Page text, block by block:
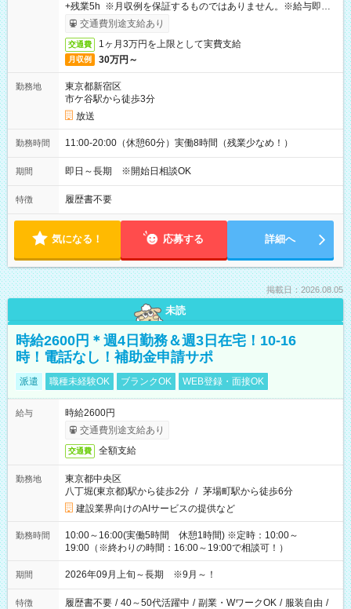
+残業5h ※月収例を保証するものではありません。※給与即受
取りサービス利用可（利用条件有）
交通費別途支給あり
交通費 1ヶ月3万円を上限として実費支給
月収例 30万円～
勤務地
東京都新宿区
市ケ谷駅から徒歩3分
放送
勤務時間 11:00-20:00（休憩60分）実働8時間（残業少なめ！）
期間 即日～長期 ※開始日相談OK
特徴 履歴書不要
気になる！ 応募する 詳細へ
掲載日：2026.08.05
未読
時給2600円＊週4日勤務＆週3日在宅！10-16
時！電話なし！補助金申請サポ
派遣 職種未経験OK ブランクOK WEB登録・面接OK
給与
時給2600円
交通費別途支給あり
交通費 全額支給
勤務地
東京都中央区
八丁堀(東京都)駅から徒歩2分 / 茅場町駅から徒歩6分
建設業界向けのAIサービスの提供など
勤務時間
10:00～16:00(実働5時間 休憩1時間) ※定時：10:00～
19:00（※終わりの時間：16:00～19:00で相談可！）
期間 2026年09月上旬～長期 ※9月～！
特徴 履歴書不要 / 40～50代活躍中 / 副業・WワークOK / 服装自由 /